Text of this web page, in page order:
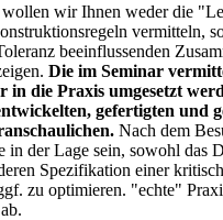
wir Ihnen weder die
vermitteln,
beeinflussenden
Die im Seminar
in die Praxis umgesetzt
gefertigten und
Nach dem
in der Lage sein, sowohl das
Spezifikation einer
zu optimieren. "echte"